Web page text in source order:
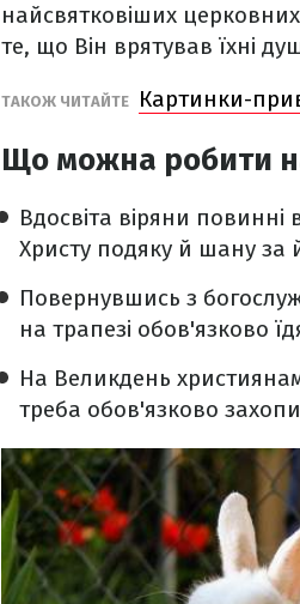
найсвятковіших церковних
те, що Він врятував їхні
ТАКОЖ ЧИТАЙТЕ Картинки-
Що можна робити
Вдосвіта віряни
Христу подяку й шану за
Повернувшись з
на трапезі обов'язково
На Великдень
треба обов'язково